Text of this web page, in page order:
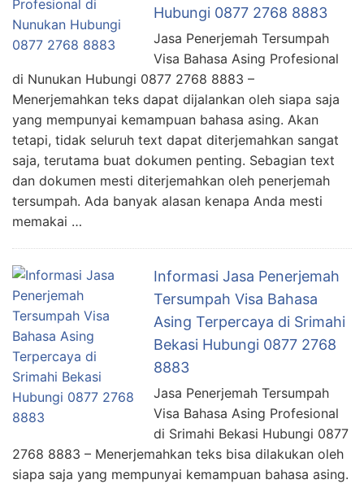
Hubungi 0877 2768 8883
Jasa Penerjemah Tersumpah
Visa Bahasa Asing Profesional
di Nunukan Hubungi 0877 2768 8883 –
Menerjemahkan teks dapat dijalankan oleh siapa saja
yang mempunyai kemampuan bahasa asing. Akan
tetapi, tidak seluruh text dapat diterjemahkan sangat
saja, terutama buat dokumen penting. Sebagian text
dan dokumen mesti diterjemahkan oleh penerjemah
tersumpah. Ada banyak alasan kenapa Anda mesti
memakai …
Informasi Jasa Penerjemah
Tersumpah Visa Bahasa
Asing Terpercaya di Srimahi
Bekasi Hubungi 0877 2768
8883
Jasa Penerjemah Tersumpah
Visa Bahasa Asing Profesional
di Srimahi Bekasi Hubungi 0877
2768 8883 – Menerjemahkan teks bisa dilakukan oleh
siapa saja yang mempunyai kemampuan bahasa asing.